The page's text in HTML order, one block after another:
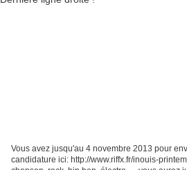
Vous avez jusqu'au 4 novembre 2013 pour
candidature ici: http://www.riffx.fr/inouis-